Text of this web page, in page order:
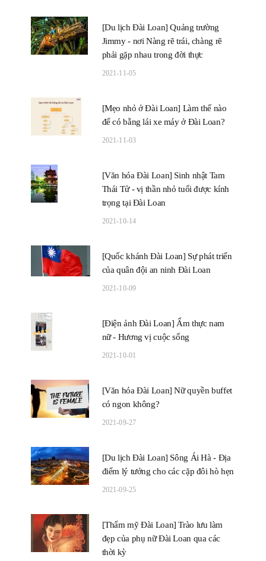
[Du lịch Đài Loan] Quảng trường
Jimmy - nơi Nàng rẽ trái, chàng rẽ
phải gặp nhau trong đời thực
2021-11-05
[Mẹo nhỏ ở Đài Loan] Làm thế nào
để có bằng lái xe máy ở Đài Loan?
2021-11-03
[Văn hóa Đài Loan] Sinh nhật Tam
Thái Tử - vị thần nhỏ tuổi được kính
trọng tại Đài Loan
2021-10-14
[Quốc khánh Đài Loan] Sự phát triển
của quân đội an ninh Đài Loan
2021-10-09
[Điện ảnh Đài Loan] Ẩm thực nam
nữ - Hương vị cuộc sống
2021-10-01
[Văn hóa Đài Loan] Nữ quyền buffet
có ngon không?
2021-09-27
[Du lịch Đài Loan] Sông Ái Hà - Địa
điểm lý tưởng cho các cặp đôi hò hẹn
2021-09-25
[Thẩm mỹ Đài Loan] Trào lưu làm
đẹp của phụ nữ Đài Loan qua các
thời kỳ